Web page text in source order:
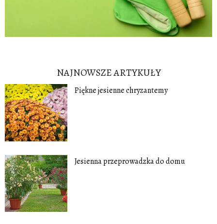
NAJNOWSZE ARTYKUŁY
Piękne jesienne chryzantemy
Jesienna przeprowadzka do domu